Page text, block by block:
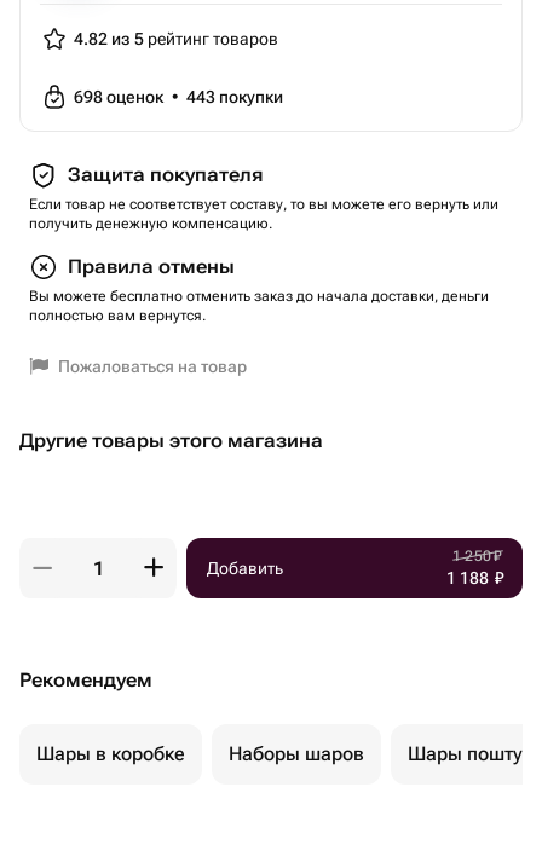
4.82 из 5 рейтинг товаров
698оценок • 443 покупки
Защита покупателя
Если товар не соответствует составу, то вы можете его вернуть или
получить денежную компенсацию.
Правила отмены
Вы можете бесплатно отменить заказ до начала доставки, деньги
полностью вам вернутся.
Пожаловаться на товар
Другие товары этого магазина
Добавить
1 250₽
1 188 ₽
Рекомендуем
Шары в коробке Наборы шаров Шары